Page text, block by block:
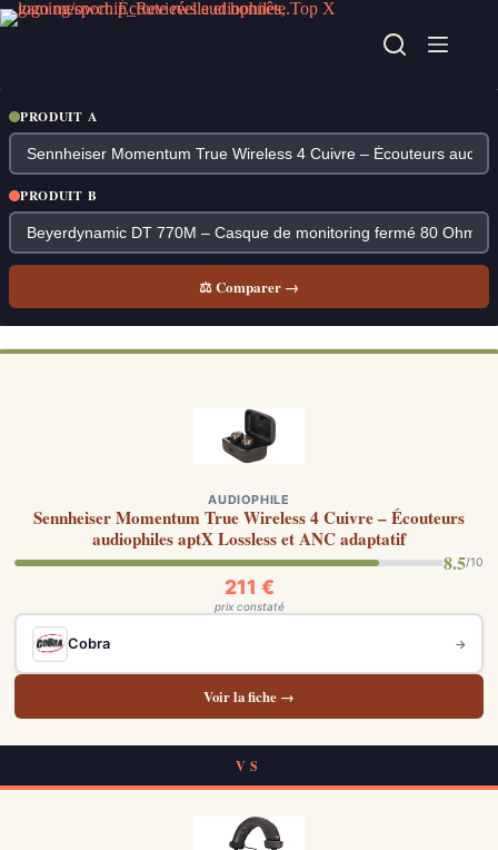
Passer
au
PRODUIT A
PRODUIT B
⚖ Comparer →
AUDIOPHILE
Sennheiser Momentum True Wireless 4 Cuivre – Écouteurs
audiophiles aptX Lossless et ANC adaptatif
8.5/10
211 €
prix constaté
Cobra →
Voir la fiche →
VS